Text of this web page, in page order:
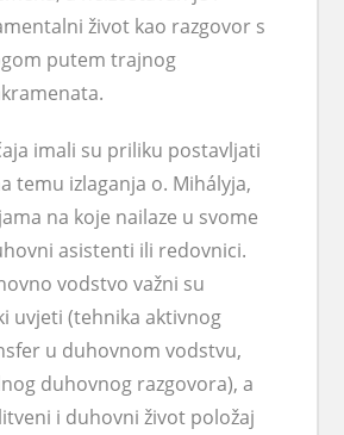
život kao razgovor s
putem trajnog
imali su priliku postavljati
temu izlaganja o. Mihályja,
na koje nailaze u svome
asistenti ili redovnici.
vodstvo važni su
uvjeti (tehnika aktivnog
u duhovnom vodstvu,
duhovnog razgovora), a
i duhovni život položaj